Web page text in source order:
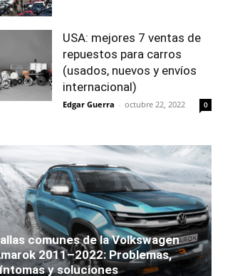
USA: mejores 7 ventas de
repuestos para carros
(usados, nuevos y envíos
internacional)
Edgar Guerra - octubre 22, 2022 0
comunes de la Volkswagen
2011–2022: Problemas,
y soluciones